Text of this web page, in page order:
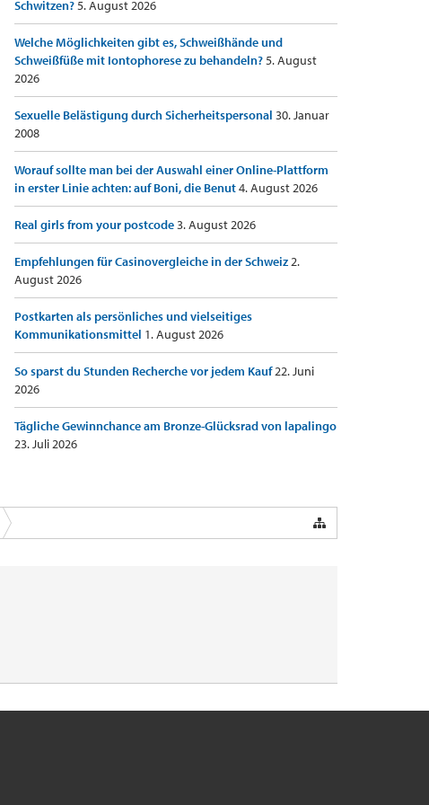
Schwitzen?5. August 2026
Welche Möglichkeiten gibt es, Schweißhände und
Schweißfüße mit Iontophorese zu behandeln?5. August
2026
Sexuelle Belästigung durch Sicherheitspersonal 30. Januar
2008
Worauf sollte man bei der Auswahl einer Online-Plattform
in erster Linie achten: auf Boni, die Benut4. August 2026
Real girls from your postcode3. August 2026
Empfehlungen für Casinovergleiche in der Schweiz2.
August 2026
Postkarten als persönliches und vielseitiges
Kommunikationsmittel 1. August 2026
So sparst du Stunden Recherche vor jedem Kauf22. Juni
2026
Tägliche Gewinnchance am Bronze-Glücksrad von lapalingo
23. Juli 2026